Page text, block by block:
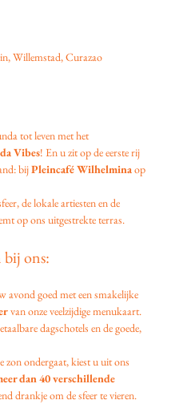
Willemstad, Curazao
tot leven met het
Vibes! En u zit op de eerste rij
bij Pleincafé Wilhelmina op
de lokale artiesten en de
op ons uitgestrekte terras.
bij ons:
avond goed met een smakelijke
van onze veelzijdige menukaart.
dagschotels en de goede,
zon ondergaat, kiest u uit ons
dan 40 verschillende
drankje om de sfeer te vieren.